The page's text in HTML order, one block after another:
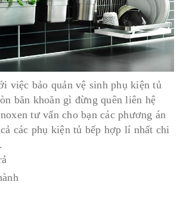
việc bảo quản vệ sinh phụ kiện tủ
băn khoăn gì đừng quên liên hệ
tư vấn cho bạn các phương án
các phụ kiện tủ bếp hợp lí nhất chi